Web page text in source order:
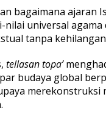
bagaimana ajaran
universal
tanpa
tellasan topa’
budaya global
merekonstruksi